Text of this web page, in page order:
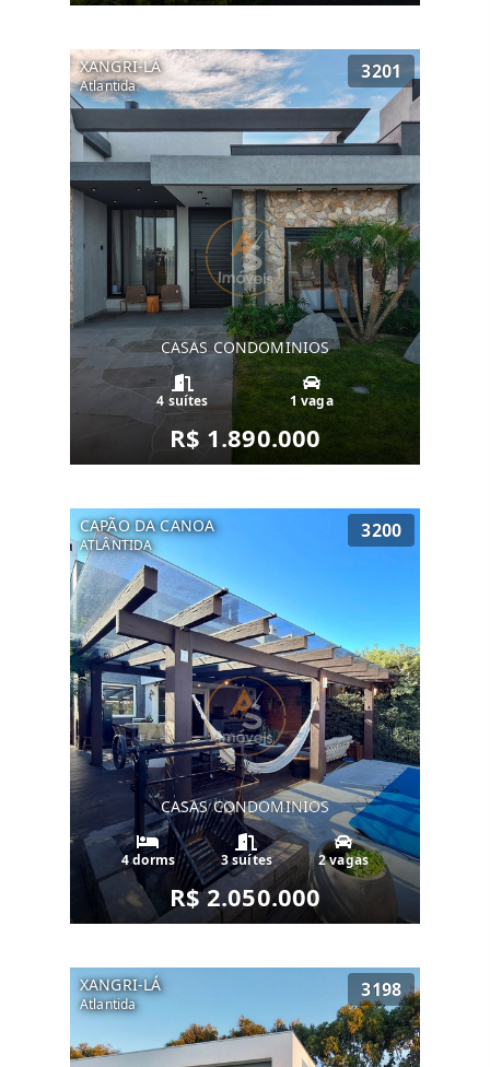
XANGRI-LÁ
Atlantida
3201
CASAS CONDOMINIOS
4 suítes 1 vaga
R$ 1.890.000
CAPÃO DA CANOA
ATLÂNTIDA
3200
CASAS CONDOMINIOS
4 dorms 3 suítes 2 vagas
R$ 2.050.000
XANGRI-LÁ
Atlantida
3198